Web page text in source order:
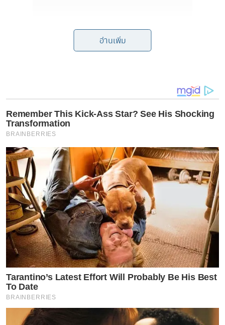
อ่านเพิ่ม
Remember This Kick-Ass Star? See His Shocking
Transformation
BRAINBERRIES
Tarantino’s Latest Effort Will Probably Be His Best
To Date
BRAINBERRIES